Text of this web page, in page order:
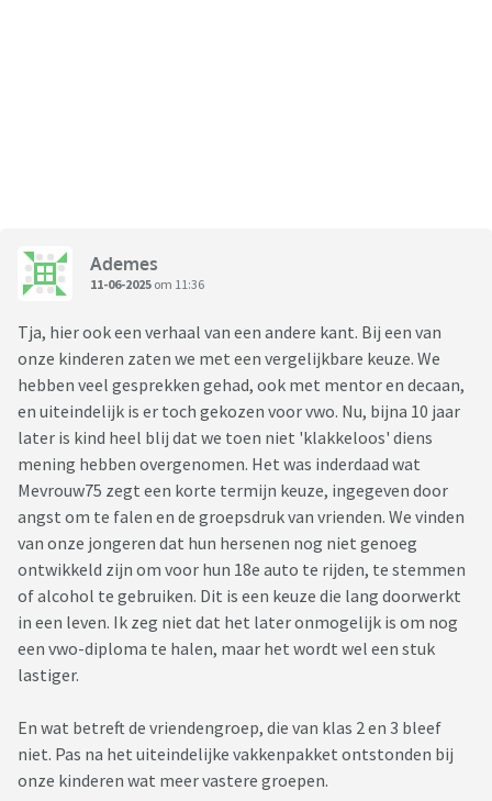
Ademes
11-06-2025 om 11:36
Tja, hier ook een verhaal van een andere kant. Bij een van
onze kinderen zaten we met een vergelijkbare keuze. We
hebben veel gesprekken gehad, ook met mentor en decaan,
en uiteindelijk is er toch gekozen voor vwo. Nu, bijna 10 jaar
later is kind heel blij dat we toen niet 'klakkeloos' diens
mening hebben overgenomen. Het was inderdaad wat
Mevrouw75 zegt een korte termijn keuze, ingegeven door
angst om te falen en de groepsdruk van vrienden. We vinden
van onze jongeren dat hun hersenen nog niet genoeg
ontwikkeld zijn om voor hun 18e auto te rijden, te stemmen
of alcohol te gebruiken. Dit is een keuze die lang doorwerkt
in een leven. Ik zeg niet dat het later onmogelijk is om nog
een vwo-diploma te halen, maar het wordt wel een stuk
lastiger.
En wat betreft de vriendengroep, die van klas 2 en 3 bleef
niet. Pas na het uiteindelijke vakkenpakket ontstonden bij
onze kinderen wat meer vastere groepen.